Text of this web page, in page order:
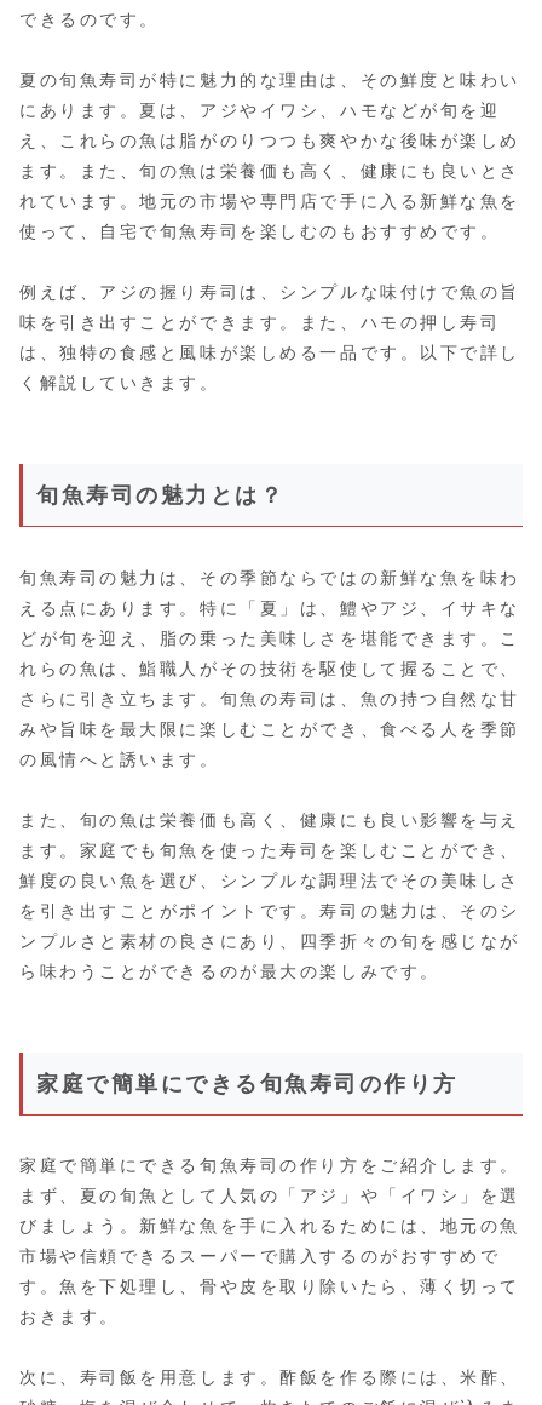
できるのです。
夏の旬魚寿司が特に魅力的な理由は、その鮮度と味わい
にあります。夏は、アジやイワシ、ハモなどが旬を迎
え、これらの魚は脂がのりつつも爽やかな後味が楽しめ
ます。また、旬の魚は栄養価も高く、健康にも良いとさ
れています。地元の市場や専門店で手に入る新鮮な魚を
使って、自宅で旬魚寿司を楽しむのもおすすめです。
例えば、アジの握り寿司は、シンプルな味付けで魚の旨
味を引き出すことができます。また、ハモの押し寿司
は、独特の食感と風味が楽しめる一品です。以下で詳し
く解説していきます。
旬魚寿司の魅力とは？
旬魚寿司の魅力は、その季節ならではの新鮮な魚を味わ
える点にあります。特に「夏」は、鱧やアジ、イサキな
どが旬を迎え、脂の乗った美味しさを堪能できます。こ
れらの魚は、鮨職人がその技術を駆使して握ることで、
さらに引き立ちます。旬魚の寿司は、魚の持つ自然な甘
みや旨味を最大限に楽しむことができ、食べる人を季節
の風情へと誘います。
また、旬の魚は栄養価も高く、健康にも良い影響を与え
ます。家庭でも旬魚を使った寿司を楽しむことができ、
鮮度の良い魚を選び、シンプルな調理法でその美味しさ
を引き出すことがポイントです。寿司の魅力は、そのシ
ンプルさと素材の良さにあり、四季折々の旬を感じなが
ら味わうことができるのが最大の楽しみです。
家庭で簡単にできる旬魚寿司の作り方
家庭で簡単にできる旬魚寿司の作り方をご紹介します。
まず、夏の旬魚として人気の「アジ」や「イワシ」を選
びましょう。新鮮な魚を手に入れるためには、地元の魚
市場や信頼できるスーパーで購入するのがおすすめで
す。魚を下処理し、骨や皮を取り除いたら、薄く切って
おきます。
次に、寿司飯を用意します。酢飯を作る際には、米酢、